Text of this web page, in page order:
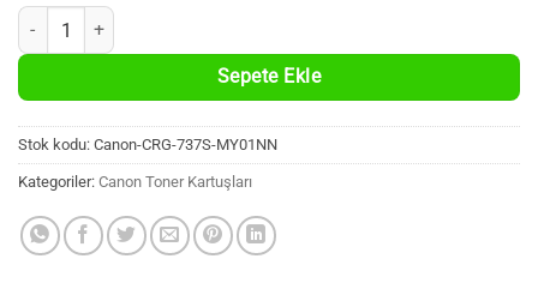
1 Adet Canon CRG-737 Uyumlu, %100 Yeni, Standart Kapasiteli,
Sepete Ekle
Stok kodu: Canon-CRG-737S-MY01NN
Kategoriler: Canon Toner Kartuşları